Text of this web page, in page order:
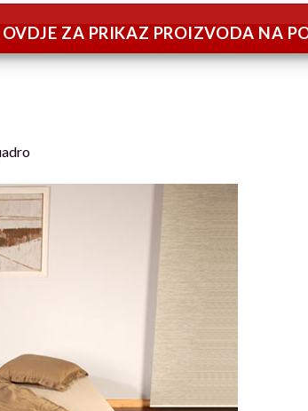
ZA PRIKAZ PROIZVODA NA